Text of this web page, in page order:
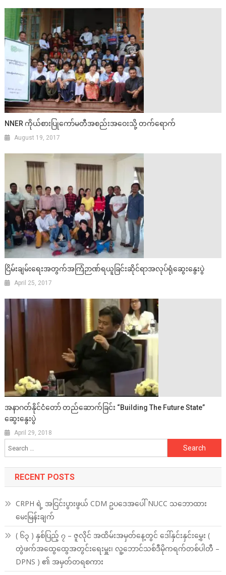
NNER ကိုယ်စားပြုကော်မတီအစည်းအဝေးသို့ တက်ရောက်
August 19, 2017
ငြိမ်းချမ်းရေးအတွက်အကြံဉာဏ်ရယူခြင်းဆိုင်ရာအလုပ်ရုံဆွေးနွေးပွဲ
April 25, 2017
အနာဂတ်နိုင်ငံတော် တည်ဆောက်ခြင်း “Building The Future State”
ဆွေးနွေးပွဲ
April 29, 2018
Search
for:
RECENT POSTS
CRPH ရဲ့ အငြင်းပွားဖွယ် CDM ဥပဒေအပေါ် NUCC သဘောထား
မေးမြန်းချက်
( ၆၃ ) နှစ်ပြည့် ၇ – ဇူလိုင် အထိမ်းအမှတ်နေ့တွင် ဒေါ်နှင်းနှင်းမွှေး (
တွဲဖက်အထွေထွေအတွင်းရေးမှူး၊ လူ့ဘောင်သစ်ဒီမိုကရက်တစ်ပါတီ –
DPNS ) ၏ အမှတ်တရစကား